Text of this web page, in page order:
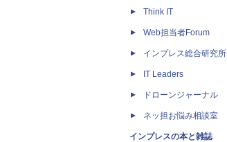
Think IT
Web担当者Forum
インプレス総合研究所
IT Leaders
ドローンジャーナル
ネッ担お悩み相談室
インプレスの本と雑誌